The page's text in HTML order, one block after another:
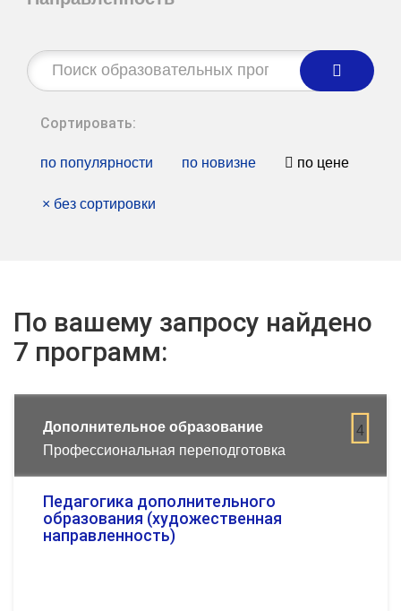
Строка
поиска:
Сортировать:
по популярности по новизне по цене
× без сортировки
По вашему запросу найдено
7 программ:
4
Дополнительное образование
Профессиональная переподготовка
Педагогика дополнительного
образования (художественная
направленность)